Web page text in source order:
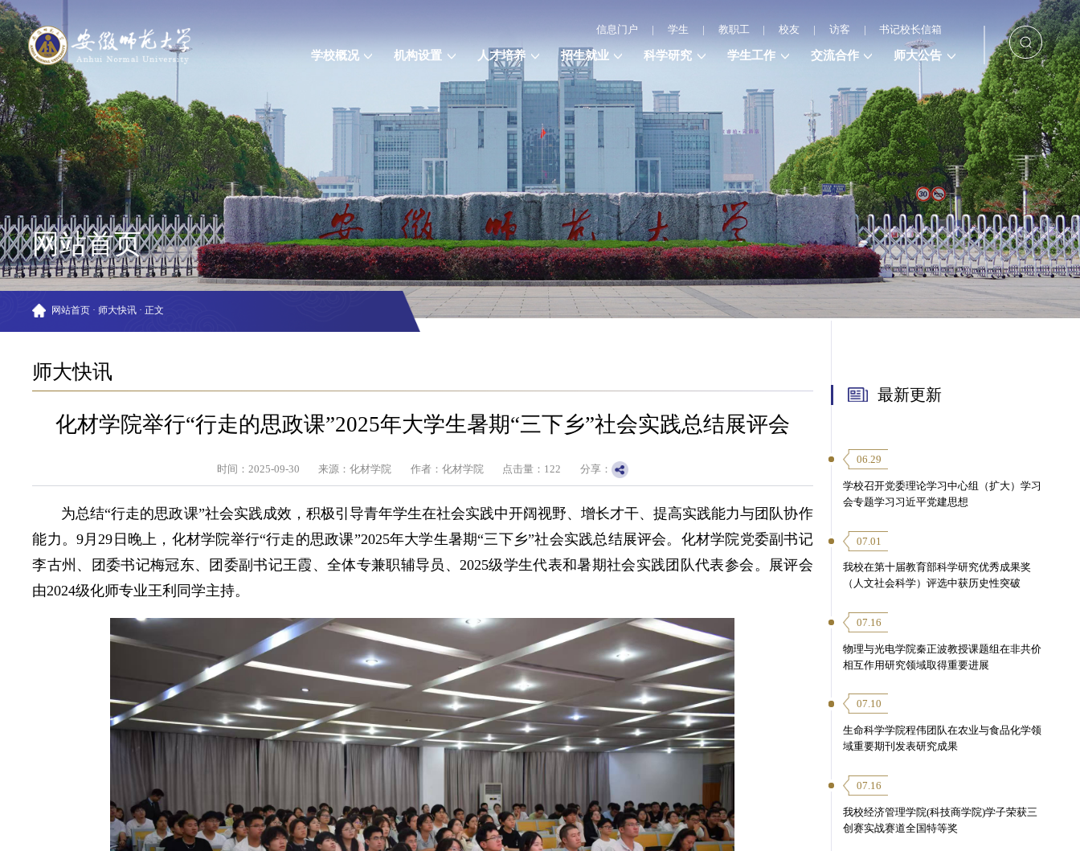
信息门户 | 学生 | 教职工 | 校友 | 访客 | 书记校长信箱
学校概况 机构设置 人才培养 招生就业 科学研究 学生工作 交流合作 师大公告
网站首页
网站首页 · 师大快讯 · 正文
师大快讯
化材学院举行“行走的思政课”2025年大学生暑期“三下乡”社会实践总结展评会
时间：2025-09-30 来源：化材学院 作者：化材学院 点击量： 122 分享：
为总结“行走的思政课”社会实践成效，积极引导青年学生在社会实践中开阔视野、增长才干、提高实践能力与团队协作
能力。9月29日晚上，化材学院举行“行走的思政课”2025年大学生暑期“三下乡”社会实践总结展评会。化材学院党委副书记
李古州、团委书记梅冠东、团委副书记王霞、全体专兼职辅导员、2025级学生代表和暑期社会实践团队代表参会。展评会
由2024级化师专业王利同学主持。
最新更新
06.29
学校召开党委理论学习中心组（扩大）学习
会专题学习习近平党建思想
07.01
我校在第十届教育部科学研究优秀成果奖
（人文社会科学）评选中获历史性突破
07.16
物理与光电学院秦正波教授课题组在非共价
相互作用研究领域取得重要进展
07.10
生命科学学院程伟团队在农业与食品化学领
域重要期刊发表研究成果
07.16
我校经济管理学院(科技商学院)学子荣获三
创赛实战赛道全国特等奖